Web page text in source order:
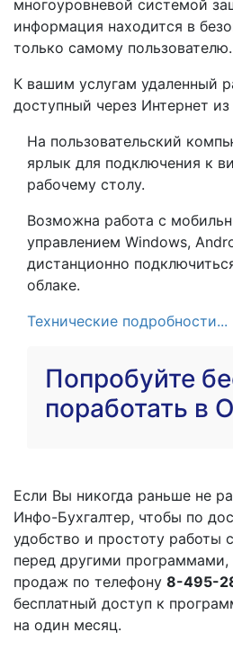
многоуровневой системой
информация находится в
только самому пользователю.
К вашим услугам удаленный
доступный через Интернет
На пользовательский
ярлык для подключения к
рабочему столу.
Возможна работа с
управлением Windows,
дистанционно
облаке.
Технические подробности...
Попробуйте
поработать в
Если Вы никогда раньше не
Инфо-Бухгалтер, чтобы по
удобство и простоту работы
перед другими программами,
продаж по телефону 8-495-
бесплатный доступ к
на один месяц.